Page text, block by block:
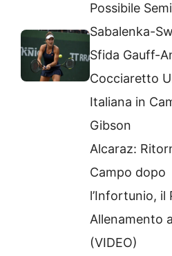
Possibile
Sabalenka-
Sfida Gauff-
Cocciaretto
Italiana in
Gibson
Alcaraz:
Campo dopo
l’Infortunio, il
Allenamento
(VIDEO)